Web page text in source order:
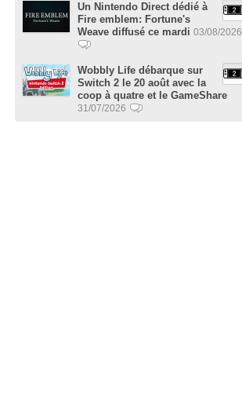
Un Nintendo Direct dédié à
Fire emblem: Fortune's
Weave diffusé ce mardi 03/08/2026
Wobbly Life débarque sur
Switch 2 le 20 août avec la
coop à quatre et le GameShare
31/07/2026